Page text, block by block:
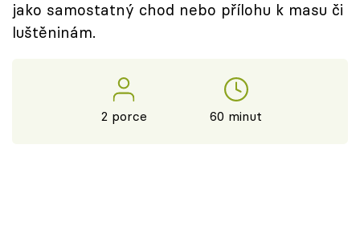
jako samostatný chod nebo přílohu k masu či
luštěninám.
2 porce 60 minut